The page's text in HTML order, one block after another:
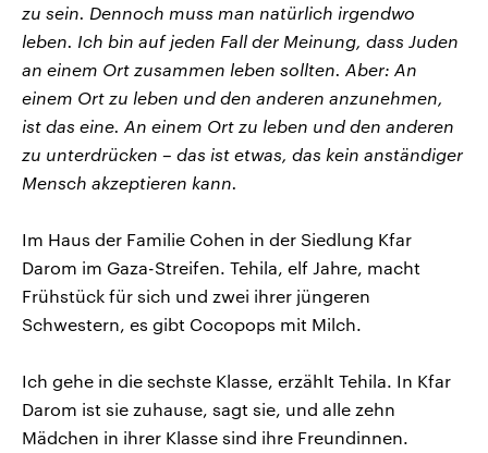
zu sein. Dennoch muss man natürlich irgendwo
leben. Ich bin auf jeden Fall der Meinung, dass Juden
an einem Ort zusammen leben sollten. Aber: An
einem Ort zu leben und den anderen anzunehmen,
ist das eine. An einem Ort zu leben und den anderen
zu unterdrücken – das ist etwas, das kein anständiger
Mensch akzeptieren kann.
Im Haus der Familie Cohen in der Siedlung Kfar
Darom im Gaza-Streifen. Tehila, elf Jahre, macht
Frühstück für sich und zwei ihrer jüngeren
Schwestern, es gibt Cocopops mit Milch.
Ich gehe in die sechste Klasse, erzählt Tehila. In Kfar
Darom ist sie zuhause, sagt sie, und alle zehn
Mädchen in ihrer Klasse sind ihre Freundinnen.